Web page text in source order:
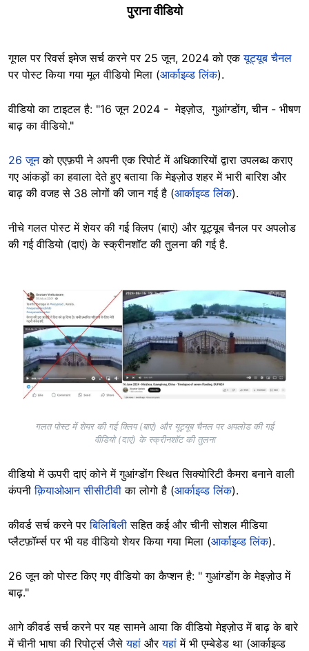
पुराना वीडियो
गूगल पर रिवर्स इमेज सर्च करने पर 25 जून, 2024 को एकयूट्यूब चैनल
पर पोस्ट किया गया मूल वीडियो मिला (आर्काइव्ड लिंक).
वीडियो का टाइटल है: "16 जून 2024 - मेइज़ोउ, गुआंग्डोंग, चीन - भीषण
बाढ़ का वीडियो."
26 जूनको एएफ़पी ने अपनी एक रिपोर्ट में अधिकारियों द्वारा उपलब्ध कराए
गए आंकड़ों का हवाला देते हुए बताया कि मेइज़ोउ शहर में भारी बारिश और
बाढ़ की वजह से 38 लोगों की जान गई है (आर्काइव्ड लिंक).
नीचे गलत पोस्ट में शेयर की गई क्लिप (बाएं) और यूट्यूब चैनल पर अपलोड
की गई वीडियो (दाएं) के स्क्रीनशॉट की तुलना की गई है.
Image
गलत पोस्ट में शेयर की गई क्लिप (बाएं) और यूट्यूब चैनल पर अपलोड की गई
वीडियो (दाएं) के स्क्रीनशॉट की तुलना
वीडियो में ऊपरी दाएं कोने में गुआंग्डोंग स्थित सिक्योरिटी कैमरा बनाने वाली
कंपनीक़ियाओआन सीसीटीवी का लोगो है (आर्काइव्ड लिंक).
कीवर्ड सर्च करने परबिलिबिली सहित कई और चीनी सोशल मीडिया
प्लैटफ़ॉर्म्स पर भी यह वीडियो शेयर किया गया मिला (आर्काइव्ड लिंक).
26 जून को पोस्ट किए गए वीडियो का कैप्शन है: " गुआंग्डोंग के मेइज़ोउ में
बाढ़."
आगे कीवर्ड सर्च करने पर यह सामने आया कि वीडियो मेइज़ोउ में बाढ़ के बारे
में चीनी भाषा की रिपोर्ट्स जैसेयहां औरयहां में भी एम्बेडेड था (आर्काइव्ड